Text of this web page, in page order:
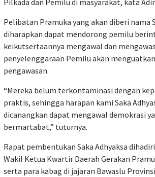
Pilkada dan Pemilu di masyarakat, kata
Pelibatan Pramuka yang akan diberi nama
diharapkan dapat mendorong pemilu
keikutsertaannya mengawal dan
penyelenggaraan Pemilu akan
pengawasan.
“Mereka belum terkontaminasi dengan
praktis, sehingga harapan kami Saka
dicanangkan dapat mengawal demokrasi
bermartabat,” tuturnya.
Rapat pembentukan Saka Adhyaksa
Wakil Ketua Kwartir Daerah Gerakan
serta para kabag di jajaran Bawaslu